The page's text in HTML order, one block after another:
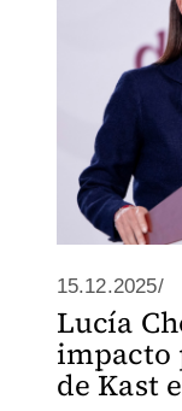
15.12.2025/
Lucía
de Kast